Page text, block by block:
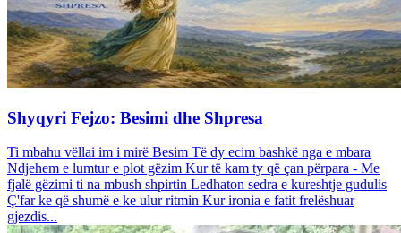
Shyqyri Fejzo: Besimi dhe Shpresa
Ti mbahu vëllai im i mirë Besim Të dy ecim bashkë nga e mbara
Ndjehem e lumtur e plot gëzim Kur të kam ty që çan përpara - Me
fjalë gëzimi ti na mbush shpirtin Ledhaton sedra e kureshtje gudulis
Ç'far ke që shumë e ke ulur ritmin Kur ironia e fatit frelëshuar
gjezdis...